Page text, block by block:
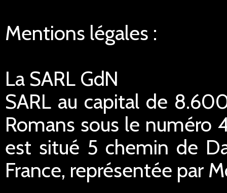
Mentions légales :
La SARL GdN
SARL au capital de
Romans sous le numéro
est situé 5 chemin de
France, représentée par